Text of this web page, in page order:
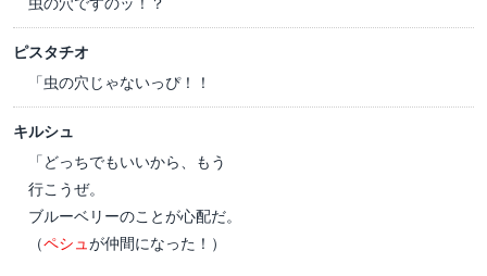
ピスタチオ
「虫の穴じゃないっぴ！！
キルシュ
「どっちでもいいから、もう
行こうぜ。
ブルーベリーのことが心配だ。
（ペシュが仲間になった！）